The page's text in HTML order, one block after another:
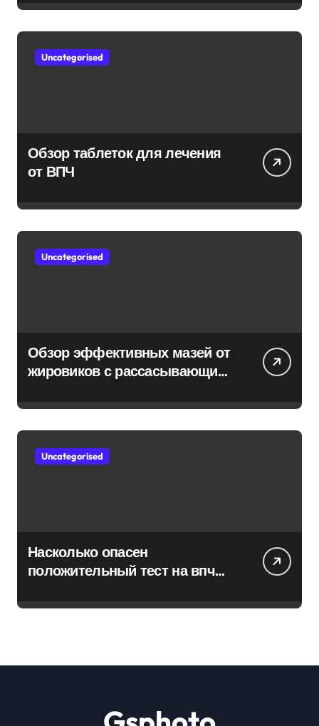
Uncategorised
Обзор таблеток для лечения
от ВПЧ
Uncategorised
Обзор эффективных мазей от
жировиков с рассасывающим
Uncategorised
Насколько опасен
положительный тест на впч